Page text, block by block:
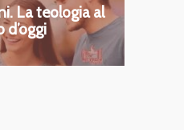
La teologia al
d’oggi